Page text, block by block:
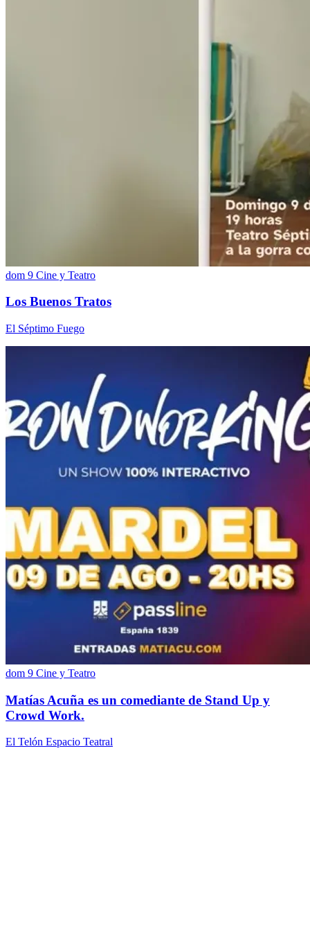
dom 9 Cine y Teatro
Los Buenos Tratos
El Séptimo Fuego
dom 9 Cine y Teatro
Matías Acuña es un comediante de Stand Up y
Crowd Work.
El Telón Espacio Teatral